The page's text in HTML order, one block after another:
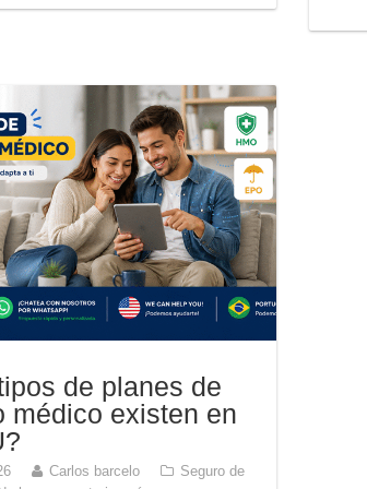
de planes de
médico existen en
Carlos barcelo
Seguro de